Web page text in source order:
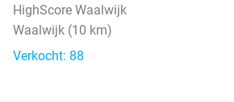
HighScore Waalwijk
Waalwijk (10 km)
Verkocht: 88